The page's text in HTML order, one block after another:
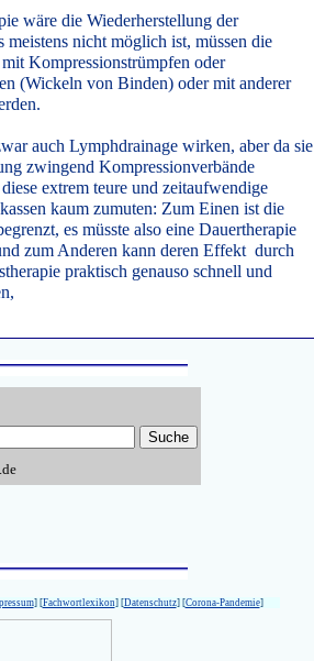
wäre die Wiederherstellung der
meistens nicht möglich ist, müssen die
Kompressionstrümpfen oder
(Wickeln von Binden) oder mit anderer
auch Lymphdrainage wirken, aber da sie
zwingend Kompressionverbände
extrem teure und zeitaufwendige
kaum zumuten: Zum Einen ist die
es müsste also eine Dauertherapie
zum Anderen kann deren Effekt durch
praktisch genauso schnell und
] [Fachwortlexikon] [Datenschutz] [Corona-Pandemie]